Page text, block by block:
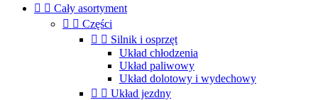
  Cały asortyment
  Części
  Silnik i osprzęt
Układ chłodzenia
Układ paliwowy
Układ dolotowy i wydechowy
  Układ jezdny